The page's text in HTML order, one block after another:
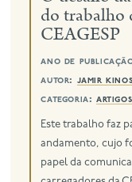
do trabalho
CEAGESP
ano de
autor: jamir
categoria: artigos
Este trabalho faz
andamento, cujo
papel da